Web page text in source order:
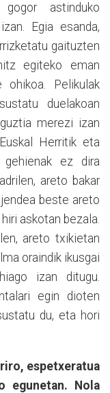
astinduko
Egia esanda,
gaituzten
egiteko eman
Pelikulak
duelakoan
merezi izan
Herritik eta
gehienak ez dira
areto bakar
beste areto
askotan bezala.
areto txikietan
oraindik ikusgai
izan ditugu.
egin dioten
du, eta hori
espetxeratua
egunetan. Nola